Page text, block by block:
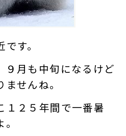
す。
９月も中旬になるけど
せんね。
１２５年間で一番暑